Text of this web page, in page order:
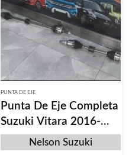
PUNTA DE EJE
Punta De Eje Completa
Suzuki Vitara 2016-
2023 Nelson Suzuki